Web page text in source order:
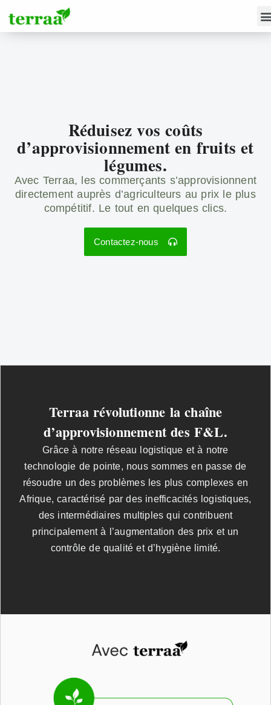
Réduisez vos coûts
d’approvisionnement en fruits et
légumes.
Avec Terraa, les commerçants s’approvisionnent
directement auprès d’agriculteurs au prix le plus
compétitif. Le tout en quelques clics.
Contactez-nous
Terraa révolutionne la chaîne
d’approvisionnement des F&L.
Grâce à notre réseau logistique et à notre
technologie de pointe, nous sommes en passe de
résoudre un des problèmes les plus complexes en
Afrique, caractérisé par des inefficacités logistiques,
des intermédiaires multiples qui contribuent
principalement à l’augmentation des prix et un
contrôle de qualité et d’hygiène limité.